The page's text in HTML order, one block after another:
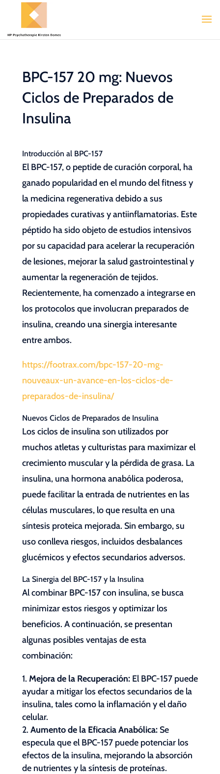
BPC-157 20 mg: Nuevos
Ciclos de Preparados de
Insulina
Introducción al BPC-157
El BPC-157, o peptide de curación corporal, ha
ganado popularidad en el mundo del fitness y
la medicina regenerativa debido a sus
propiedades curativas y antiinflamatorias. Este
péptido ha sido objeto de estudios intensivos
por su capacidad para acelerar la recuperación
de lesiones, mejorar la salud gastrointestinal y
aumentar la regeneración de tejidos.
Recientemente, ha comenzado a integrarse en
los protocolos que involucran preparados de
insulina, creando una sinergia interesante
entre ambos.
https://footrax.com/bpc-157-20-mg-
nouveaux-un-avance-en-los-ciclos-de-
preparados-de-insulina/
Nuevos Ciclos de Preparados de Insulina
Los ciclos de insulina son utilizados por
muchos atletas y culturistas para maximizar el
crecimiento muscular y la pérdida de grasa. La
insulina, una hormona anabólica poderosa,
puede facilitar la entrada de nutrientes en las
células musculares, lo que resulta en una
síntesis proteica mejorada. Sin embargo, su
uso conlleva riesgos, incluidos desbalances
glucémicos y efectos secundarios adversos.
La Sinergia del BPC-157 y la Insulina
Al combinar BPC-157 con insulina, se busca
minimizar estos riesgos y optimizar los
beneficios. A continuación, se presentan
algunas posibles ventajas de esta
combinación:
Mejora de la Recuperación:El BPC-157 puede
ayudar a mitigar los efectos secundarios de la
insulina, tales como la inflamación y el daño
celular.
Aumento de la Eficacia Anabólica:Se
especula que el BPC-157 puede potenciar los
efectos de la insulina, mejorando la absorción
de nutrientes y la síntesis de proteínas.